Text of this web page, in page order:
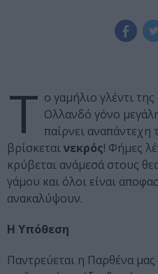
Τ ο γαμήλιο γλέντι
Ολλανδό γόνο
παίρνει
βρίσκεταινεκρός! Φήμες
κρύβεται ανάμεσά στους
γάμου και όλοι είναι
ανακαλύψουν.
Η Υπόθεση
Παντρεύεται η Παρθένα